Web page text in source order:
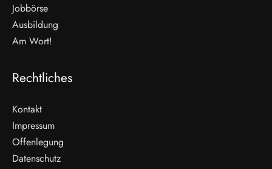
WEITERLESEN
Nicht verpassen
Jobbörse
Ausbildung
Am Wort!
Rechtliches
Kontakt
Impressum
Offenlegung
Datenschutz